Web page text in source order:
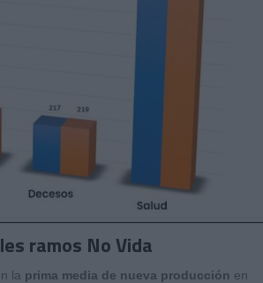
ramos No Vida
la prima media de nueva producción en